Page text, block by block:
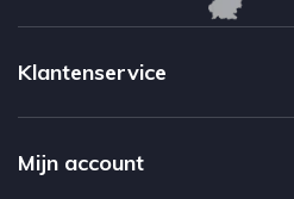
Klantenservice
Mijn account